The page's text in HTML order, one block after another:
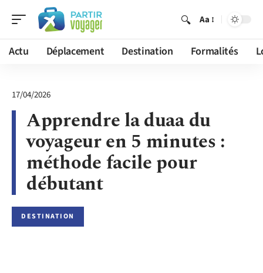
Aa
Actu Déplacement Destination Formalités
17/04/2026
Apprendre la duaa du
voyageur en 5 minutes :
méthode facile pour
débutant
DESTINATION